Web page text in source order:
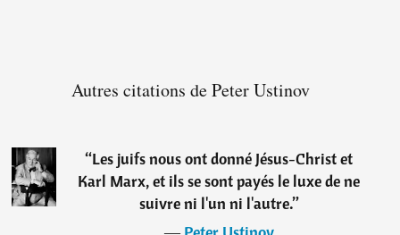
Autres citations de Peter Ustinov
“Les juifs nous ont donné Jésus-Christ et
Karl Marx, et ils se sont payés le luxe de ne
suivre ni l'un ni l'autre.”